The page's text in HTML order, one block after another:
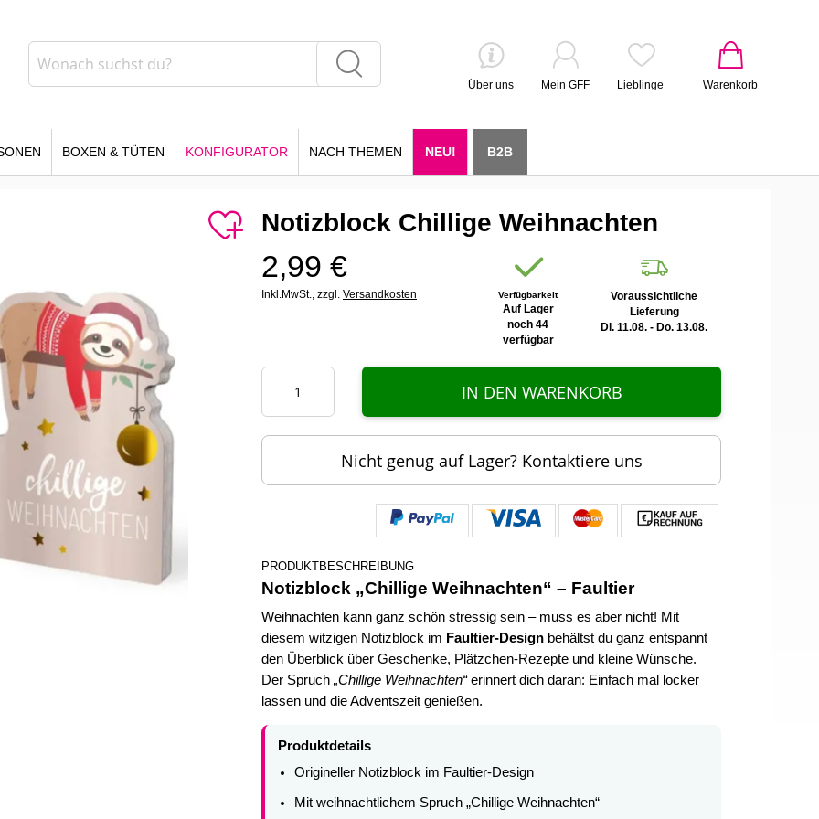
Warenkorb
Über uns Mein GFF Lieblinge
BOXEN & TÜTEN KONFIGURATOR NACH THEMEN NEU! B2B
Notizblock Chillige Weihnachten
2,99 €
Inkl.MwSt., zzgl. Versandkosten Verfügbarkeit
Auf Lager
noch 44
verfügbar
Voraussichtliche
Lieferung
Di. 11.08. - Do. 13.08.
IN DEN WARENKORB
Nicht genug auf Lager? Kontaktiere uns
PRODUKTBESCHREIBUNG
Notizblock „Chillige Weihnachten“ – Faultier
Weihnachten kann ganz schön stressig sein – muss es aber nicht! Mit
diesem witzigen Notizblock im Faultier-Design behältst du ganz entspannt
den Überblick über Geschenke, Plätzchen-Rezepte und kleine Wünsche.
Der Spruch „Chillige Weihnachten“erinnert dich daran: Einfach mal locker
lassen und die Adventszeit genießen.
Produktdetails
Origineller Notizblock im Faultier-Design
Mit weihnachtlichem Spruch „Chillige Weihnachten“